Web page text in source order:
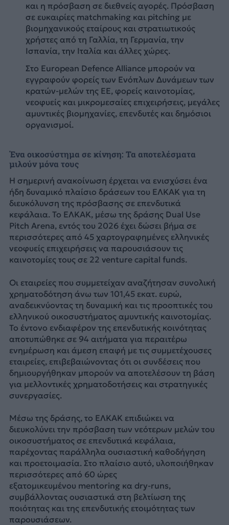
και η πρόσβαση σε διεθνείς αγορές. Πρόσβαση
σε ευκαιρίες matchmaking και pitching με
βιομηχανικούς εταίρους και στρατιωτικούς
χρήστες από τη Γαλλία, τη Γερμανία, την
Ισπανία, την Ιταλία και άλλες χώρες.
Στο European Defence Alliance μπορούν να
εγγραφούν φορείς των Ενόπλων Δυνάμεων των
κρατών-μελών της ΕΕ, φορείς καινοτομίας,
νεοφυείς και μικρομεσαίες επιχειρήσεις, μεγάλες
αμυντικές βιομηχανίες, επενδυτές και δημόσιοι
οργανισμοί.
Ένα οικοσύστημα σε κίνηση: Τα αποτελέσματα
μιλούν μόνα τους
Η σημερινή ανακοίνωση έρχεται να ενισχύσει ένα
ήδη δυναμικό πλαίσιο δράσεων του ΕΛΚΑΚ για τη
διευκόλυνση της πρόσβασης σε επενδυτικά
κεφάλαια. Το ΕΛΚΑΚ, μέσω της δράσης Dual Use
Pitch Arena, εντός του 2026 έχει δώσει βήμα σε
περισσότερες από 45 χαρτογραφημένες ελληνικές
νεοφυείς επιχειρήσεις να παρουσιάσουν τις
καινοτομίες τους σε 22 venture capital funds.
Οι εταιρείες που συμμετείχαν αναζήτησαν συνολική
χρηματοδότηση άνω των 101,45 εκατ. ευρώ,
αναδεικνύοντας τη δυναμική και τις προοπτικές του
ελληνικού οικοσυστήματος αμυντικής καινοτομίας.
Το έντονο ενδιαφέρον της επενδυτικής κοινότητας
αποτυπώθηκε σε 94 αιτήματα για περαιτέρω
ενημέρωση και άμεση επαφή με τις συμμετέχουσες
εταιρείες, επιβεβαιώνοντας ότι οι συνδέσεις που
δημιουργήθηκαν μπορούν να αποτελέσουν τη βάση
για μελλοντικές χρηματοδοτήσεις και στρατηγικές
συνεργασίες.
Μέσω της δράσης, το ΕΛΚΑΚ επιδιώκει να
διευκολύνει την πρόσβαση των νεότερων μελών του
οικοσυστήματος σε επενδυτικά κεφάλαια,
παρέχοντας παράλληλα ουσιαστική καθοδήγηση
και προετοιμασία. Στο πλαίσιο αυτό, υλοποιήθηκαν
περισσότερες από 60 ώρες
εξατομικευμένου mentoring κα dry-runs,
συμβάλλοντας ουσιαστικά στη βελτίωση της
ποιότητας και της επενδυτικής ετοιμότητας των
παρουσιάσεων.